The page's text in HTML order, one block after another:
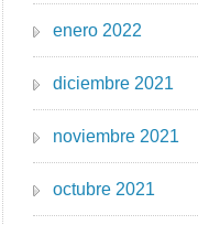
enero 2022
diciembre 2021
noviembre 2021
octubre 2021